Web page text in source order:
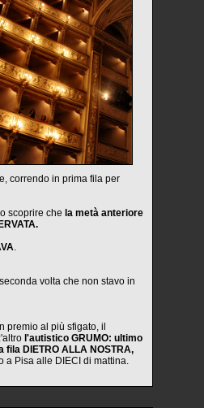
correndo in prima fila per
scoprire che la metà anteriore
.
volta che non stavo in
premio al più sfigato, il
l'autistico GRUMO: ultimo
fila DIETRO ALLA NOSTRA,
a Pisa alle DIECI di mattina.